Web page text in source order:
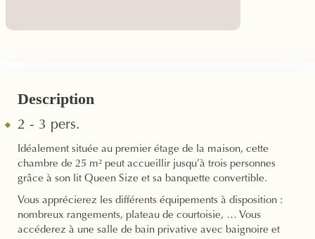
Description
2 - 3 pers.
Idéalement située au premier étage de la maison, cette
chambre de 25 m² peut accueillir jusqu’à trois personnes
grâce à son lit Queen Size et sa banquette convertible.
Vous apprécierez les différents équipements à disposition :
nombreux rangements, plateau de courtoisie, … Vous
accéderez à une salle de bain privative avec baignoire et